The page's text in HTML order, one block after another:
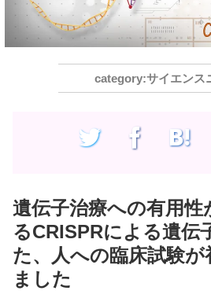
サイエンス
遺伝子治療への有用
るCRISPRによる遺伝
た、人への臨床試験
ました